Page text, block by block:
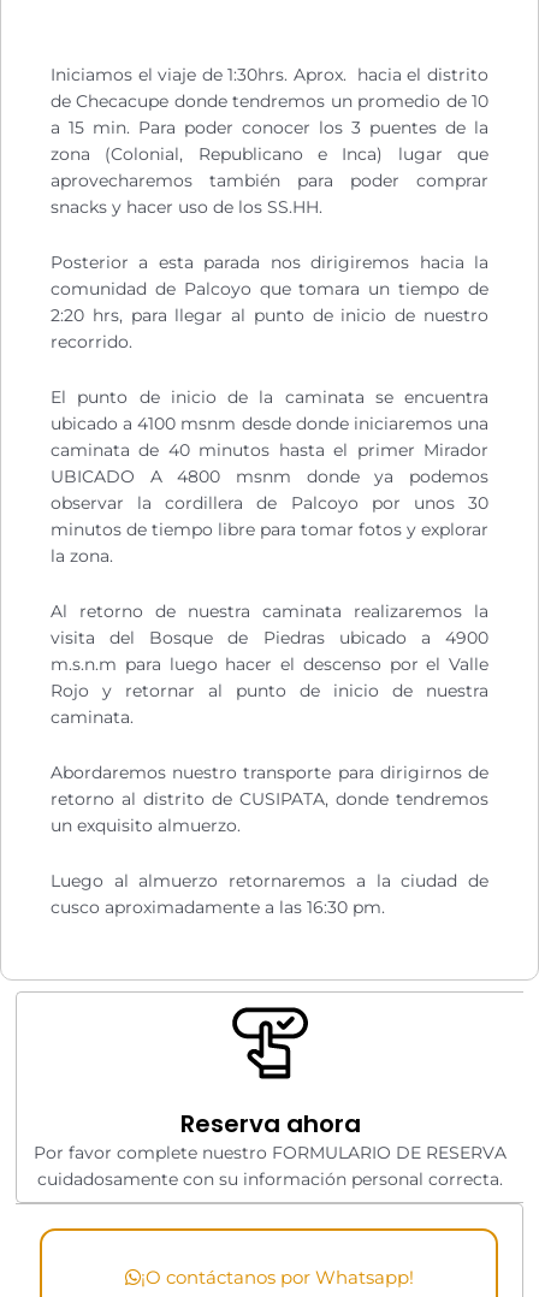
Iniciamos el viaje de 1:30hrs. Aprox. hacia el distrito
de Checacupe donde tendremos un promedio de 10
a 15 min. Para poder conocer los 3 puentes de la
zona (Colonial, Republicano e Inca) lugar que
aprovecharemos también para poder comprar
snacks y hacer uso de los SS.HH.
Posterior a esta parada nos dirigiremos hacia la
comunidad de Palcoyo que tomara un tiempo de
2:20 hrs, para llegar al punto de inicio de nuestro
recorrido.
El punto de inicio de la caminata se encuentra
ubicado a 4100 msnm desde donde iniciaremos una
caminata de 40 minutos hasta el primer Mirador
UBICADO A 4800 msnm donde ya podemos
observar la cordillera de Palcoyo por unos 30
minutos de tiempo libre para tomar fotos y explorar
la zona.
Al retorno de nuestra caminata realizaremos la
visita del Bosque de Piedras ubicado a 4900
m.s.n.m para luego hacer el descenso por el Valle
Rojo y retornar al punto de inicio de nuestra
caminata.
Abordaremos nuestro transporte para dirigirnos de
retorno al distrito de CUSIPATA, donde tendremos
un exquisito almuerzo.
Luego al almuerzo retornaremos a la ciudad de
cusco aproximadamente a las 16:30 pm.
Reserva ahora
Por favor complete nuestro FORMULARIO DE RESERVA
cuidadosamente con su información personal correcta.
¡O contáctanos por Whatsapp!